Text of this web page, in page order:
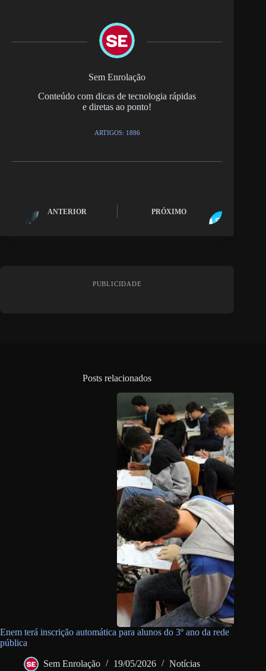
Sem Enrolação
Conteúdo com dicas de tecnologia rápidas
e diretas ao ponto!
ARTIGOS: 1886
ANTERIOR PRÓXIMO
PUBLICIDADE
Posts relacionados
Enem terá inscrição automática para alunos do 3º ano da rede
pública
Sem Enrolação 19/05/2026 Notícias